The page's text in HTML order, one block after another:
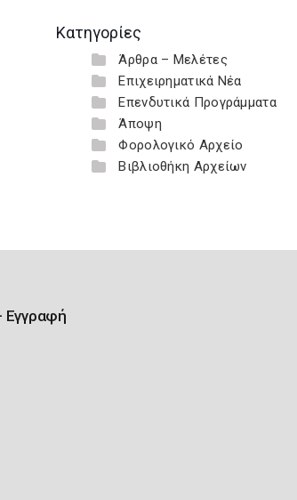
Κατηγορίες
Άρθρα – Μελέτες
Επιχειρηματικά Νέα
Επενδυτικά Προγράμματα
Άποψη
Φορολογικό Αρχείο
Βιβλιοθήκη Αρχείων
Εγγραφή